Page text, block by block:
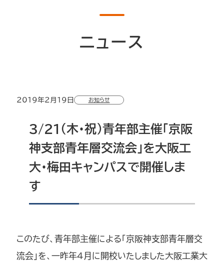
ニュース
2019年2月19日 お知らせ
3/21（木・祝）青年部主催「京阪
神支部青年層交流会」を大阪工
大・梅田キャンパスで開催しま
す
このたび、青年部主催による「京阪神支部青年層交
流会」を、一昨年4月に開校いたしました大阪工業大